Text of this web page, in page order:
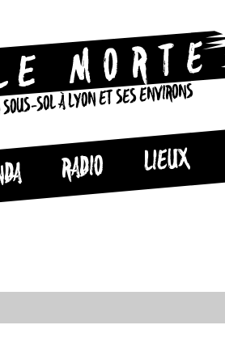
SOL À LYON ET SES ENVIRONS
RADIO LIEUX